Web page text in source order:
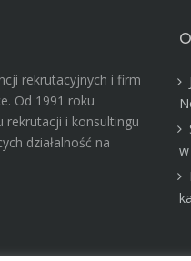
rekrutacyjnych i firm
Od 1991 roku
rekrutacji i konsultingu
działalność na